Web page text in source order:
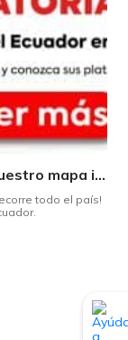
Descubra el sabor de Ecuador con nuestro mapa interactivo de recetas
todo el país!